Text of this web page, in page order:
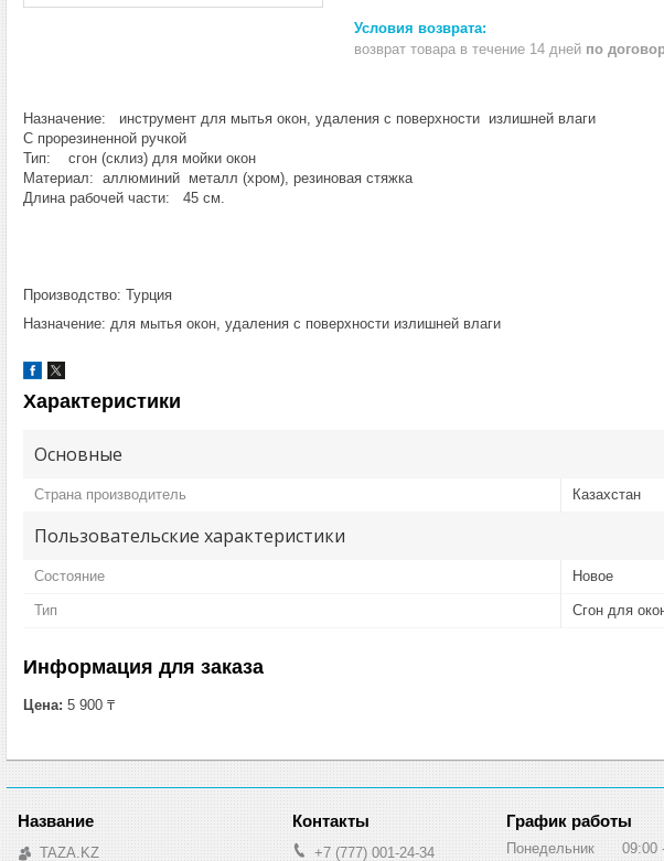
возврат товара в течение 14 дней по
Назначение: инструмент для мытья окон, удаления с поверхности излишней влаги
С прорезиненной ручкой
Тип: сгон (склиз) для мойки окон
Материал: аллюминий металл (хром), резиновая стяжка
Длина рабочей части: 45 см.
Производcтво: Турция
Назначение: для мытья окон, удаления с поверхности излишней влаги
Характеристики
Основные
Страна производитель Казахстан
Пользовательские характеристики
Состояние Новое
Тип Сгон для
Информация для заказа
Цена: 5 900 ₸
TAZA.KZ +7 (777) 001-24-34
График работы
Понедельник 09:00